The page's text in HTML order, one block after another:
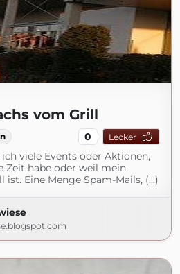
vom Grill
0 Lecker
viele Events oder Aktionen,
Zeit habe oder weil mein
Eine Menge Spam-Mails, (...)